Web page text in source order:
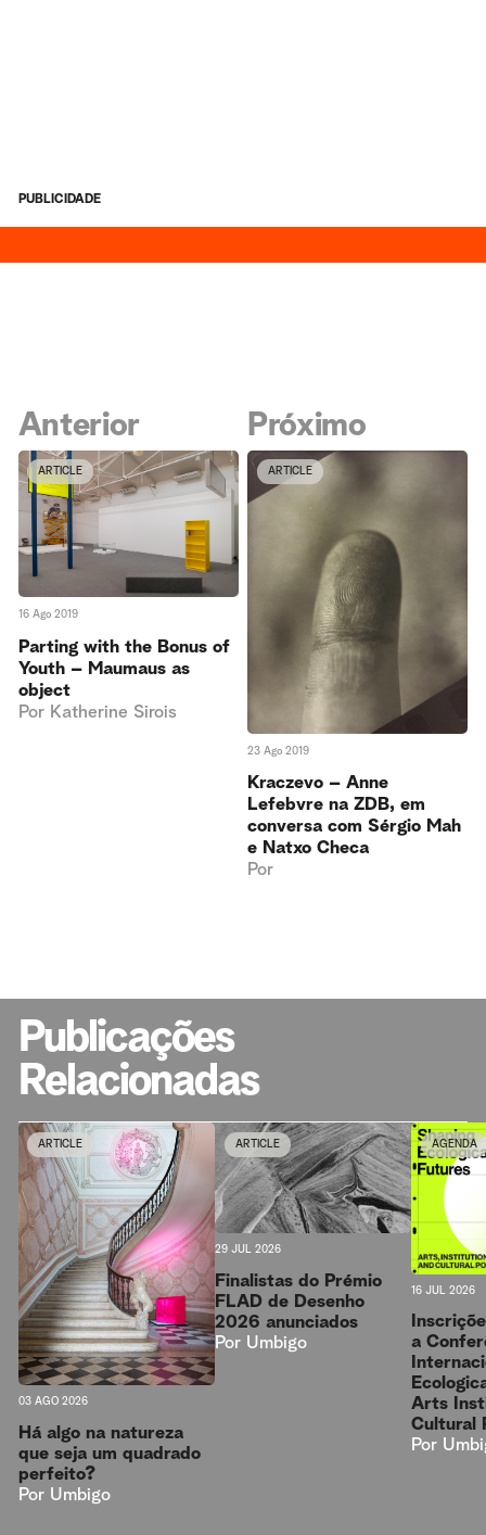
PUBLICIDADE
Anterior
ARTICLE
16 Ago 2019
Parting with the Bonus of
Youth – Maumaus as
object
Por Katherine Sirois
Próximo
ARTICLE
23 Ago 2019
Kraczevo – Anne
Lefebvre na ZDB, em
conversa com Sérgio Mah
e Natxo Checa
Por
Publicações
Relacionadas
ARTICLE
03 AGO 2026
Há algo na natureza
que seja um quadrado
perfeito?
Por Umbigo
ARTICLE
29 JUL 2026
Finalistas do Prémio
FLAD de Desenho
2026 anunciados
Por Umbigo
AGENDA
16 JUL 2026
a
Arts
Cultural
Por